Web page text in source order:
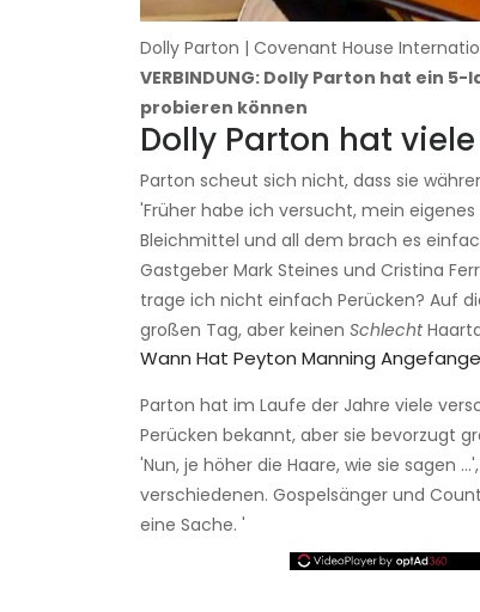
Dolly Parton | Covenant House
VERBINDUNG: Dolly Parton hat ein
probieren können
Dolly Parton hat
Parton scheut sich nicht, dass sie
'Früher habe ich versucht, mein
Bleichmittel und all dem brach es
Gastgeber Mark Steines und Cristina
trage ich nicht einfach Perücken? Auf
großen Tag, aber keinen Schlecht
Wann Hat Peyton Manning
Parton hat im Laufe der Jahre viele
Perücken bekannt, aber sie bevorzugt
'Nun, je höher die Haare, wie sie sagen
verschiedenen. Gospelsänger und
eine Sache. '